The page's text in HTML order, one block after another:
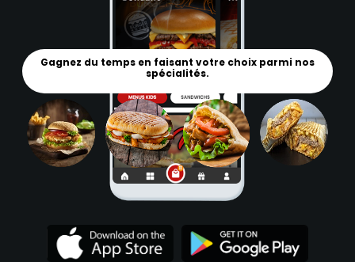
Gagnez du temps en faisant votre choix parmi nos
spécialités.